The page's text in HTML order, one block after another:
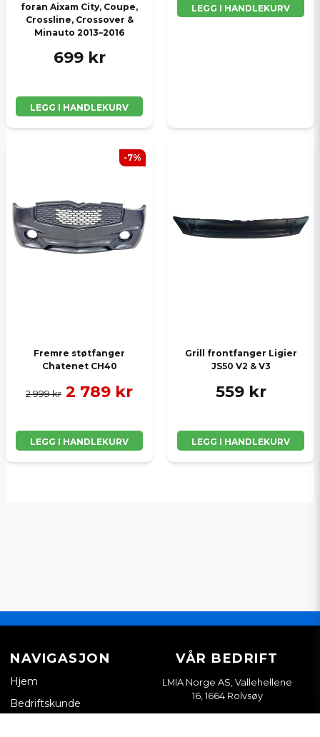
foran Aixam City, Coupe,
Crossline, Crossover &
Minauto 2013–2016
699 kr
LEGG I HANDLEKURV
LEGG I HANDLEKURV
Fremre støtfanger
Chatenet CH40
2 999 kr 2 789 kr
LEGG I HANDLEKURV
-7%
Grill frontfanger Ligier
JS50 V2 & V3
559 kr
LEGG I HANDLEKURV
NAVIGASJON
Hjem
Bedriftskunde
VÅR BEDRIFT
LMIA Norge AS, Vallehellene
16, 1664 Rolvsøy
Org. nr. 933898814